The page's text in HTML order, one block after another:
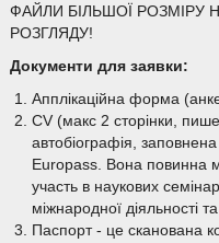
ФАЙЛИ БІЛЬШОЇ РОЗМІРУ
РОЗГЛЯДУ!
Документи для заявки:
Апплікаційна форма
CV (макс 2 сторінки,
автобіографія,
Europass. Вона повинна
участь в наукових
міжнародної діяльності та
Паспорт - це сканована